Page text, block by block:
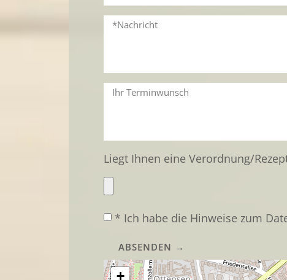
Liegt Ihnen eine Verordnung/
* Ich habe die Hinweise zum
ABSENDEN →
+